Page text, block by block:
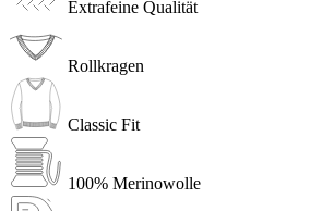
Extrafeine Qualität
Rollkragen
Classic Fit
100% Merinowolle